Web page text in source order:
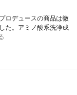
ロデュースの商品は微
た。アミノ酸系洗浄成